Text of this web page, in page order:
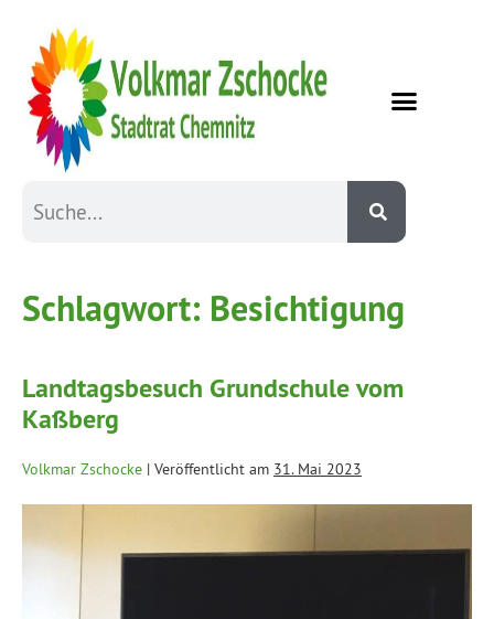
Schlagwort: Besichtigung
Landtagsbesuch Grundschule vom
Kaßberg
Volkmar Zschocke | Veröffentlicht am 31. Mai 2023